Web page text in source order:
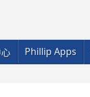
Phillip Apps